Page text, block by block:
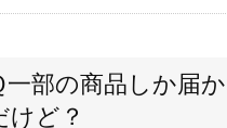
一部の商品しか届
けど？